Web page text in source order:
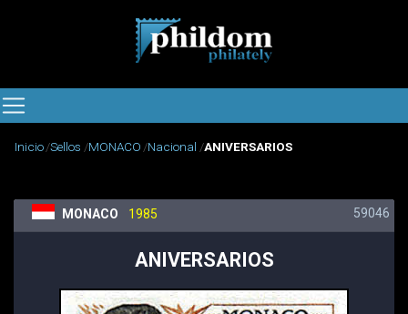
Inicio Sellos MONACO Nacional ANIVERSARIOS
MONACO 1985 59046
ANIVERSARIOS